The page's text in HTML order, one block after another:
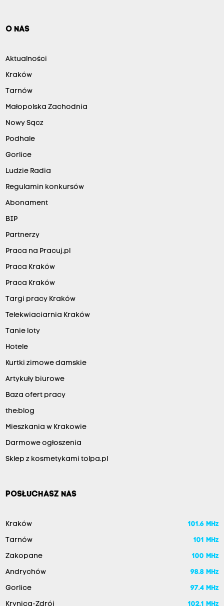
O NAS
Aktualności
Kraków
Tarnów
Małopolska Zachodnia
Nowy Sącz
Podhale
Gorlice
Ludzie Radia
Regulamin konkursów
Abonament
BIP
Partnerzy
Praca na Pracuj.pl
Praca Kraków
Praca Kraków
Targi pracy Kraków
Telekwiaciarnia Kraków
Tanie loty
Hotele
Kurtki zimowe damskie
Artykuły biurowe
Baza ofert pracy
the:blog
Mieszkania w Krakowie
Darmowe ogłoszenia
Sklep z kosmetykami tolpa.pl
POSŁUCHASZ NAS
Kraków 101.6 MHz
Tarnów 101 MHz
Zakopane 100 MHz
Andrychów 98.8 MHz
Gorlice 97.4 MHz
Krynica-Zdrój 102.1 MHz